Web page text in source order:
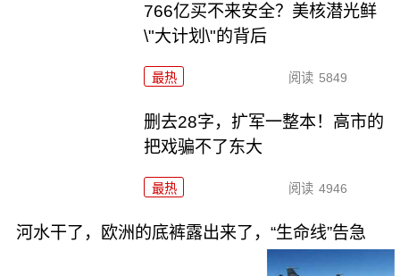
766亿买不来安全？美核潜光鲜
\"大计划\"的背后
最热 阅读 5849
删去28字，扩军一整本！高市的
把戏骗不了东大
最热 阅读 4946
河水干了，欧洲的底裤露出来了，“生命线”告急